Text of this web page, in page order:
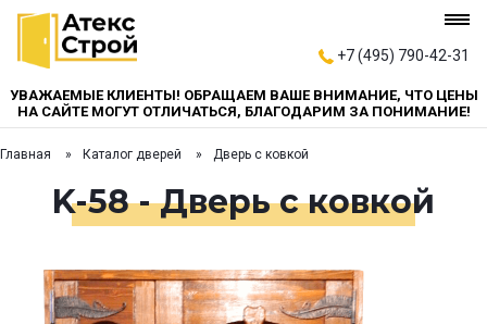
+7 (495) 790-42-31
УВАЖАЕМЫЕ КЛИЕНТЫ! ОБРАЩАЕМ ВАШЕ ВНИМАНИЕ, ЧТО ЦЕНЫ
НА САЙТЕ МОГУТ ОТЛИЧАТЬСЯ, БЛАГОДАРИМ ЗА ПОНИМАНИЕ!
Главная Каталог дверей Дверь с ковкой
K-58 - Дверь с ковкой